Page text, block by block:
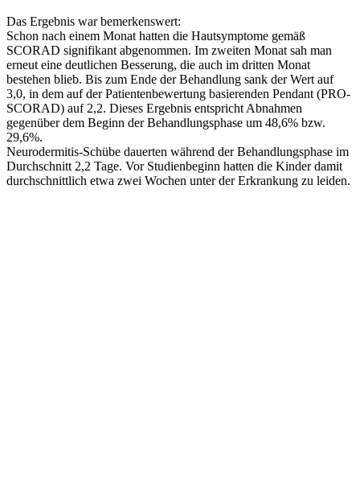
Das Ergebnis war bemerkenswert:
Schon nach einem Monat hatten die Hautsymptome gemäß
SCORAD signifikant abgenommen. Im zweiten Monat sah man
erneut eine deutlichen Besserung, die auch im dritten Monat
bestehen blieb. Bis zum Ende der Behandlung sank der Wert auf
3,0, in dem auf der Patientenbewertung basierenden Pendant (PRO-
SCORAD) auf 2,2. Dieses Ergebnis entspricht Abnahmen
gegenüber dem Beginn der Behandlungsphase um 48,6% bzw.
29,6%.
Neurodermitis-Schübe dauerten während der Behandlungsphase im
Durchschnitt 2,2 Tage. Vor Studienbeginn hatten die Kinder damit
durchschnittlich etwa zwei Wochen unter der Erkrankung zu leiden.